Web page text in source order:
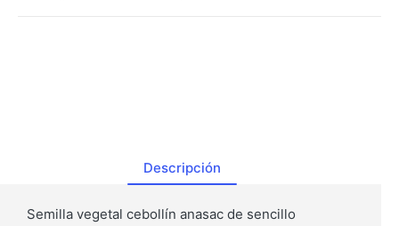
Descripción
Semilla vegetal cebollín anasac de sencillo